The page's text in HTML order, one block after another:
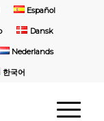
Español
Dansk
Nederlands
한국어